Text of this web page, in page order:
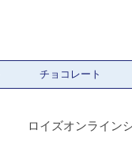
チョコレート
ロイズオンライン